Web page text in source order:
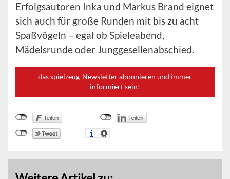
Erfolgsautoren Inka und Markus Brand eignet
sich auch für große Runden mit bis zu acht
Spaßvögeln – egal ob Spieleabend,
Mädelsrunde oder Junggesellenabschied.
das spielzeug-Newsletter abonnieren und immer
informiert sein!